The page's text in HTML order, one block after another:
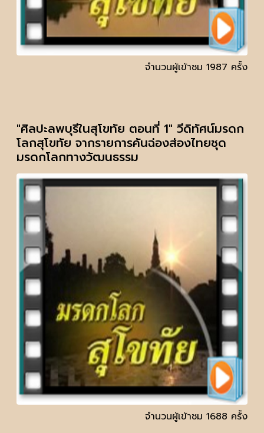
จำนวนผู้เข้าชม 1987 ครั้ง
"ศิลปะลพบุรีในสุโขทัย ตอนที่ 1" วีดิทัศน์มรดก
โลกสุโขทัย จากรายการคันฉ่องส่องไทยชุด
มรดกโลกทางวัฒนธรรม
จำนวนผู้เข้าชม 1688 ครั้ง